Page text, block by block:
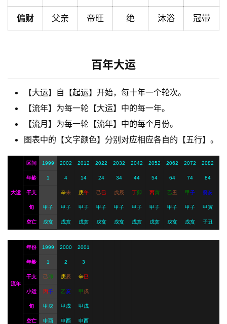
A
偏财 父亲 帝旺 绝 沐浴 冠带
百年大运
【大运】自【起运】开始，每十年一个轮次。
【流年】为每一轮【大运】中的每一年。
【流月】为每一轮【流年】中的每个月份。
图表中的【文字颜色】分别对应相应各自的【五行】。
大运
区间 1999 2002 2012 2022 2032 2042 2052 2062 2072 2082
年龄 1 4 14 24 34 44 54 64 74 84
干支 辛未 庚午 己巳 戊辰 丁卯 丙寅 乙丑 甲子 癸亥
旬 甲子 甲子 甲子 甲子 甲子 甲子 甲子 甲子 甲子 甲寅
空亡 戌亥 戌亥 戌亥 戌亥 戌亥 戌亥 戌亥 戌亥 戌亥 子丑
流年
年份 1999 2000 2001
年龄 1 2 3
干支 己卯 庚辰 辛巳
小运 丙子 乙亥 甲 戌
旬 甲戌 甲戌 甲戌
空亡 申酉 申酉 申酉